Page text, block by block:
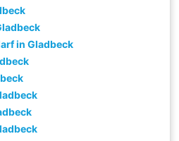
in Gladbeck